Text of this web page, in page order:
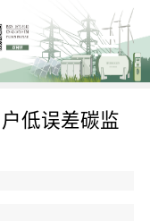
低误差碳监